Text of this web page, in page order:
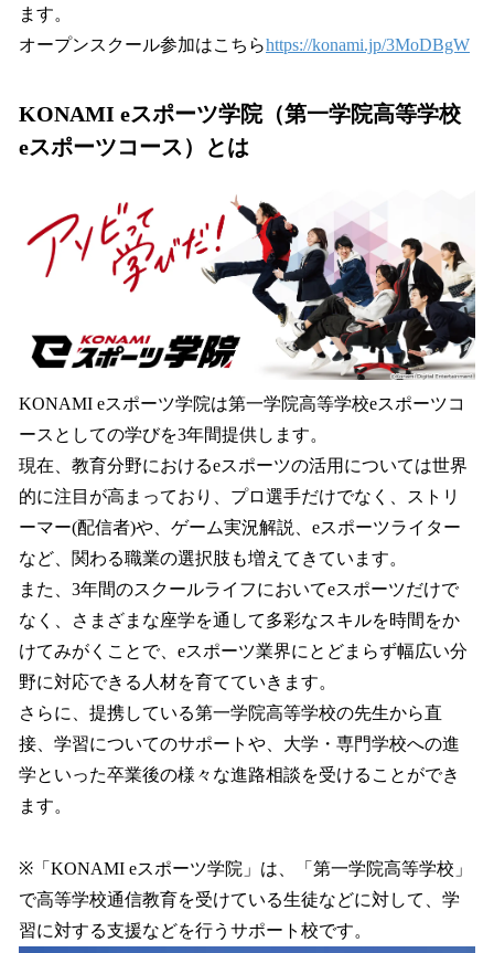
ます。
オープンスクール参加はこちらhttps://konami.jp/3MoDBgW
KONAMI eスポーツ学院（第一学院高等学校
eスポーツコース）とは
KONAMI eスポーツ学院は第一学院高等学校eスポーツコ
ースとしての学びを3年間提供します。
現在、教育分野におけるeスポーツの活用については世界
的に注目が高まっており、プロ選手だけでなく、ストリ
ーマー(配信者)や、ゲーム実況解説、eスポーツライター
など、関わる職業の選択肢も増えてきています。
また、3年間のスクールライフにおいてeスポーツだけで
なく、さまざまな座学を通して多彩なスキルを時間をか
けてみがくことで、eスポーツ業界にとどまらず幅広い分
野に対応できる人材を育てていきます。
さらに、提携している第一学院高等学校の先生から直
接、学習についてのサポートや、大学・専門学校への進
学といった卒業後の様々な進路相談を受けることができ
ます。
※「KONAMI eスポーツ学院」は、「第一学院高等学校」
で高等学校通信教育を受けている生徒などに対して、学
習に対する支援などを行うサポート校です。